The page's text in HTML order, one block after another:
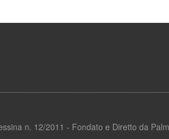
n. 12/2011 - Fondato e Diretto da